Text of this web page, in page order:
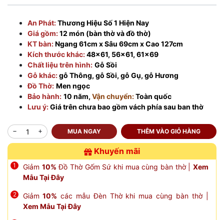
An Phát:Thương Hiệu Số 1 Hiện Nay
Giá gồm:12 món (bàn thờ và đồ thờ)
KT bàn:Ngang 61cm x Sâu 69cm x Cao 127cm
Kích thước khác:48×61, 56×61, 61×69
Chất liệu trên hình: Gỗ Sồi
Gỗ khác:gỗ Thông, gỗ Sồi, gỗ Gụ, gỗ Hương
Đồ Thờ: Men ngọc
Bảo hành: 10 năm, Vận chuyển:Toàn quốc
Lưu ý:Giá trên chưa bao gồm vách phía sau ban thờ
MUA NGAY THÊM VÀO GIỎ HÀNG
Khuyến mãi
Giảm 10% Đồ Thờ Gốm Sứ khi mua cùng bàn thờ |Xem
Mẫu Tại Đây
Giảm 10% các mẫu Đèn Thờ khi mua cùng bàn thờ |
Xem Mẫu Tại Đây